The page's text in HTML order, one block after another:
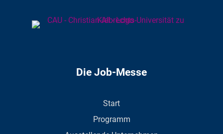
Die Job-Messe
Start
Programm